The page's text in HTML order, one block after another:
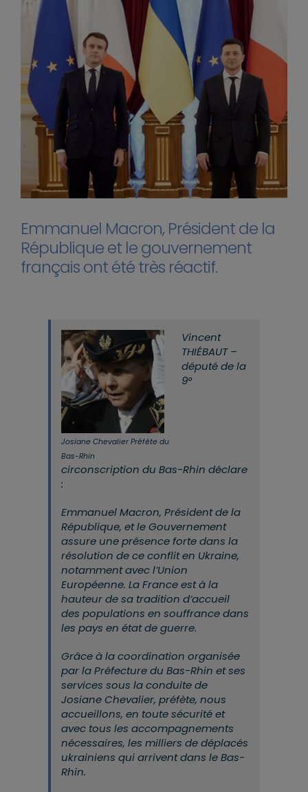
Emmanuel Macron, Président de la
République et le gouvernement
français ont été très réactif.
Josiane Chevalier Préfète du
Bas-Rhin
Vincent
THIÉBAUT –
député de la
9°
circonscription du Bas-Rhin déclare
:
Emmanuel Macron, Président de la
République, et le Gouvernement
assure une présence forte dans la
résolution de ce conflit en Ukraine,
notamment avec l’Union
Européenne. La France est à la
hauteur de sa tradition d’accueil
des populations en souffrance dans
les pays en état de guerre.
Grâce à la coordination organisée
par la Préfecture du Bas-Rhin et ses
services sous la conduite de
Josiane Chevalier, préfète, nous
accueillons, en toute sécurité et
avec tous les accompagnements
nécessaires, les milliers de déplacés
ukrainiens qui arrivent dans le Bas-
Rhin.